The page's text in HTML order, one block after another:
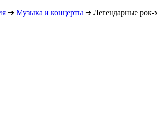
➔ Музыка и концерты ➔ Легендарные